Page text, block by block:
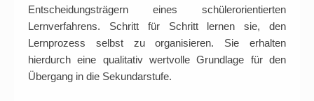
Entscheidungsträgern eines schülerorientierten
Lernverfahrens. Schritt für Schritt lernen sie, den
Lernprozess selbst zu organisieren. Sie erhalten
hierdurch eine qualitativ wertvolle Grundlage für den
Übergang in die Sekundarstufe.